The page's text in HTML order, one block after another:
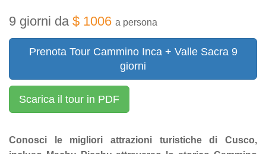
9 giorni da $ 1006 a persona
Prenota Tour Cammino Inca + Valle Sacra 9
giorni
Scarica il tour in PDF
Conosci le migliori attrazioni turistiche di Cusco,